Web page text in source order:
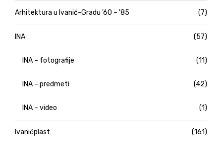
Arhitektura u Ivanić-Gradu '60 – '85 (7)
INA (57)
INA – fotografije (11)
INA – predmeti (42)
INA – video (1)
Ivanićplast (161)